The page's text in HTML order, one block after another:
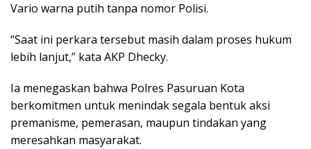
Vario warna putih tanpa nomor Polisi.
“Saat ini perkara tersebut masih dalam proses hukum
lebih lanjut,” kata AKP Dhecky.
Ia menegaskan bahwa Polres Pasuruan Kota
berkomitmen untuk menindak segala bentuk aksi
premanisme, pemerasan, maupun tindakan yang
meresahkan masyarakat.